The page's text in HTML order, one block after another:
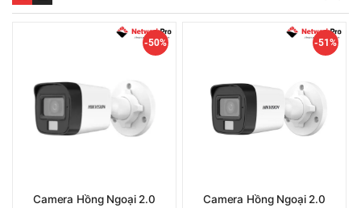
-50%
Camera Hồng Ngoại 2.0
-51%
Camera Hồng Ngoại 2.0